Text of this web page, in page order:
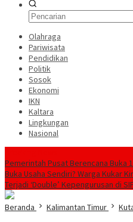
Olahraga
Pariwisata
Pendidikan
Politik
Sosok
Ekonomi
IKN
Kaltara
Lingkungan
Nasional
Pemerintah Pusat Berencana Buka
Buka Usaha Sendiri? Warga Kukar
Terjadi ‘Double’ Kepengurusan di
Beranda Kalimantan Timur